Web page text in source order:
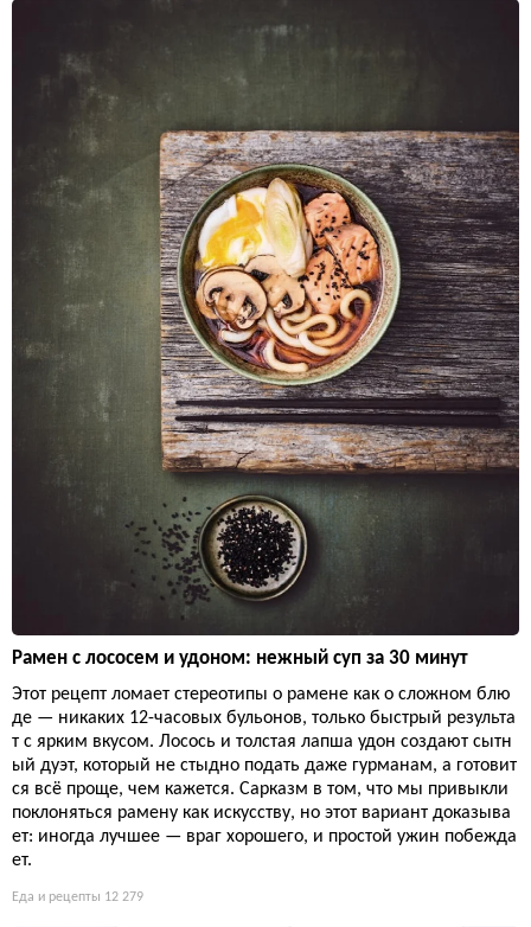
Рамен с лососем и удоном: нежный суп за 30 минут
Этот рецепт ломает стереотипы о рамене как о сложном блю
де — никаких 12-часовых бульонов, только быстрый результа
т с ярким вкусом. Лосось и толстая лапша удон создают сытн
ый дуэт, который не стыдно подать даже гурманам, а готовит
ся всё проще, чем кажется. Сарказм в том, что мы привыкли
поклоняться рамену как искусству, но этот вариант доказыва
ет: иногда лучшее — враг хорошего, и простой ужин побежда
ет.
Еда и рецепты 12 279